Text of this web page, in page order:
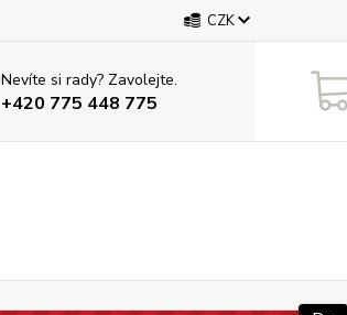
CZK
Nevíte si rady? Zavolejte.
+420 775 448 775